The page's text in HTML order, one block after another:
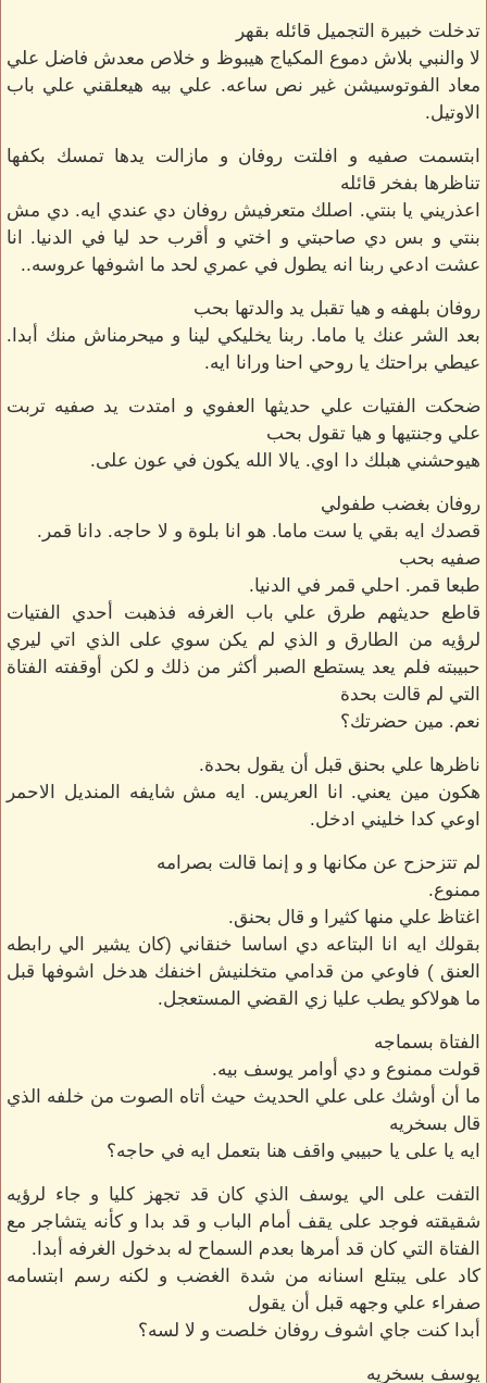
تدخلت خبيرة التجميل قائله بقهر
لا والنبي بلاش دموع المكياج هيبوظ و خلاص معدش فاضل علي
معاد الفوتوسيشن غير نص ساعه. علي بيه هيعلقني علي باب
الاوتيل.
ابتسمت صفيه و افلتت روفان و مازالت يدها تمسك بكفها
تناظرها بفخر قائله
اعذريني يا بنتي. اصلك متعرفيش روفان دي عندي ايه. دي مش
بنتي و بس دي صاحبتي و اختي و أقرب حد ليا في الدنيا. انا
عشت ادعي ربنا انه يطول في عمري لحد ما اشوفها عروسه..
روفان بلهفه و هيا تقبل يد والدتها بحب
بعد الشر عنك يا ماما. ربنا يخليكي لينا و ميحرمناش منك أبدا.
عيطي براحتك يا روحي احنا ورانا ايه.
ضحكت الفتيات علي حديثها العفوي و امتدت يد صفيه تربت
علي وجنتيها و هيا تقول بحب
هيوحشني هبلك دا اوي. يالا الله يكون في عون على.
روفان بغضب طفولي
قصدك ايه بقي يا ست ماما. هو انا بلوة و لا حاجه. دانا قمر.
صفيه بحب
طبعا قمر. احلي قمر في الدنيا.
قاطع حديثهم طرق علي باب الغرفه فذهبت أحدي الفتيات
لرؤيه من الطارق و الذي لم يكن سوي على الذي اتي ليري
حبيبته فلم يعد يستطع الصبر أكثر من ذلك و لكن أوقفته الفتاة
التي لم قالت بحدة
نعم. مين حضرتك؟
ناظرها علي بحنق قبل أن يقول بحدة.
هكون مين يعني. انا العريس. ايه مش شايفه المنديل الاحمر
اوعي كدا خليني ادخل.
لم تتزحزح عن مكانها و و إنما قالت بصرامه
ممنوع.
اغتاظ علي منها كثيرا و قال بحنق.
بقولك ايه انا البتاعه دي اساسا خنقاني (كان يشير الي رابطه
العنق ) فاوعي من قدامي متخلنيش اخنفك هدخل اشوفها قبل
ما هولاكو يطب عليا زي القضي المستعجل.
الفتاة بسماجه
قولت ممنوع و دي أوامر يوسف بيه.
ما أن أوشك على علي الحديث حيث أتاه الصوت من خلفه الذي
قال بسخريه
ايه يا على يا حبيبي واقف هنا بتعمل ايه في حاجه؟
التفت على الي يوسف الذي كان قد تجهز كليا و جاء لرؤيه
شقيقته فوجد على يقف أمام الباب و قد بدا و كأنه يتشاجر مع
الفتاة التي كان قد أمرها بعدم السماح له بدخول الغرفه أبدا.
كاد على يبتلع اسنانه من شدة الغضب و لكنه رسم ابتسامه
صفراء علي وجهه قبل أن يقول
أبدا كنت جاي اشوف روفان خلصت و لا لسه؟
يوسف بسخريه